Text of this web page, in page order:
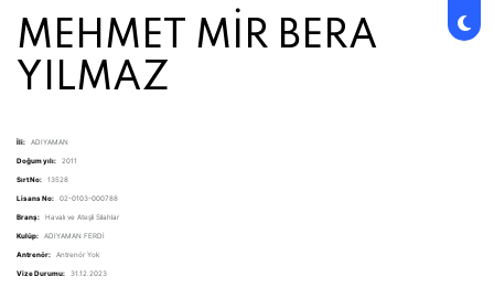
MEHMET MİR BERA
YILMAZ
İli: ADIYAMAN
Doğum yılı: 2011
Sırt No: 13528
Lisans No: 02-0103-000788
Branş: Havalı ve Ateşli Silahlar
Kulüp: ADIYAMAN FERDİ
Antrenör: Antrenör Yok
Vize Durumu: 31.12.2023